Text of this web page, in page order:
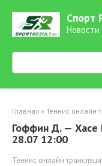
контенту
Спорт
Новости
Поиск:
Главная » Теннис онлайн
Гоффин Д. — Хасе
28.07 12:00
Теннис онлайн